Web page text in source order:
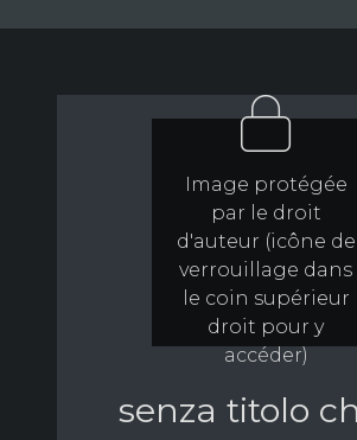
Image protégée
par le droit
d'auteur (icône de
verrouillage dans
le coin supérieur
droit pour y
accéder)
senza titolo